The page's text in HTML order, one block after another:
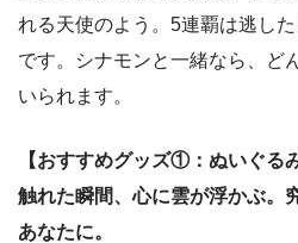
れる天使のよう。5連覇は逃し
です。シナモンと一緒なら、ど
いられます。
【おすすめグッズ①：ぬいぐるみ
触れた瞬間、心に雲が浮かぶ。
あなたに。